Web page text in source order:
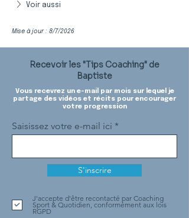
Voir aussi
Mise à jour : 8/7/2026
Recevoir les "Tips Coaching" de
Baptiste
Vous recevrez un e-mail par mois sur lequel je
partage des vidéos et récits pour encourager
votre progression
Saisissez votre e-mail ici
S'inscrire
J'accepte d'être recontacté par Coaching
Sport & Quotidien, conformément aux lois
RGPD